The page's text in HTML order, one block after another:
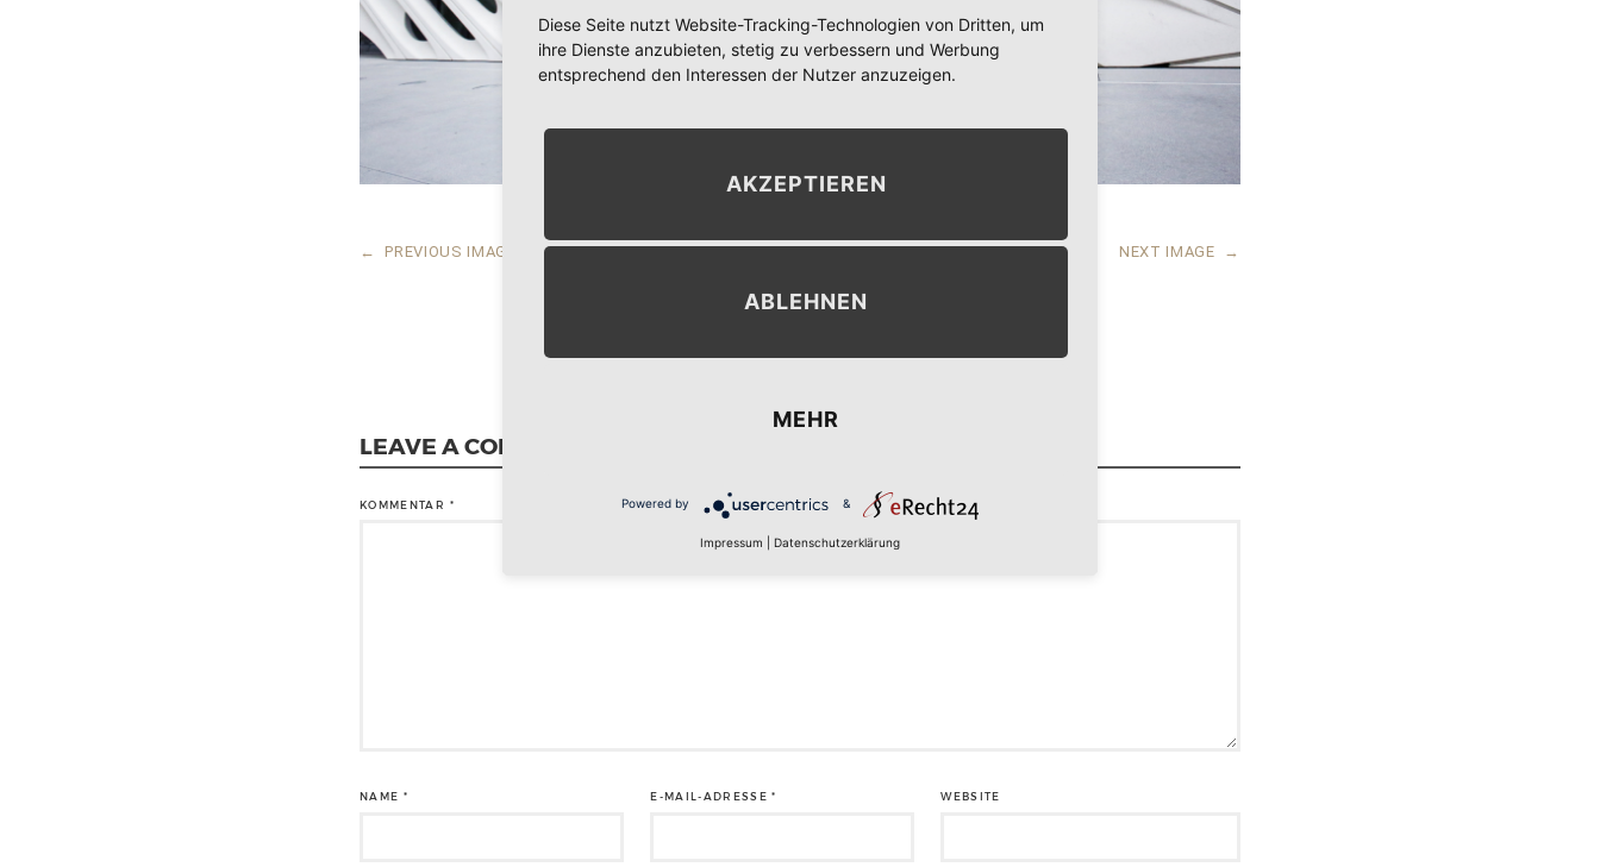
← PREVIOUS IMAGE NEXT IMAGE →
LEAVE A COMMENT
KOMMENTAR *
NAME * E-MAIL-ADRESSE* WEBSITE
Diese Seite nutzt Website-Tracking-Technologien von Dritten, um
ihre Dienste anzubieten, stetig zu verbessern und Werbung
entsprechend den Interessen der Nutzer anzuzeigen.
AKZEPTIEREN
ABLEHNEN
MEHR
Powered by &
Impressum Datenschutzerklärung